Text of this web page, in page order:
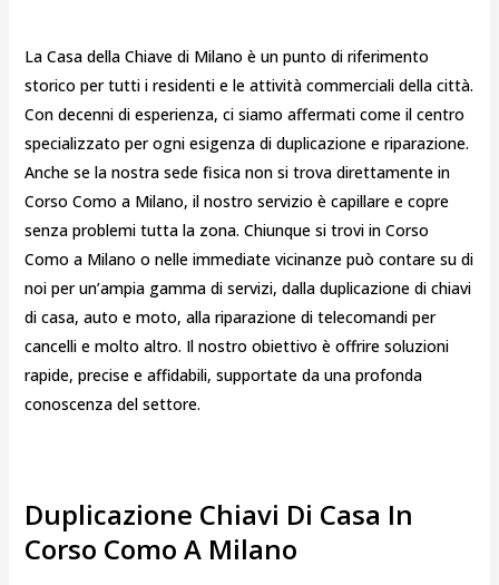
La Casa della Chiave di Milano è un punto di riferimento
storico per tutti i residenti e le attività commerciali della città.
Con decenni di esperienza, ci siamo affermati come il centro
specializzato per ogni esigenza di duplicazione e riparazione.
Anche se la nostra sede fisica non si trova direttamente in
Corso Como a Milano, il nostro servizio è capillare e copre
senza problemi tutta la zona. Chiunque si trovi in Corso
Como a Milano o nelle immediate vicinanze può contare su di
noi per un’ampia gamma di servizi, dalla duplicazione di chiavi
di casa, auto e moto, alla riparazione di telecomandi per
cancelli e molto altro. Il nostro obiettivo è offrire soluzioni
rapide, precise e affidabili, supportate da una profonda
conoscenza del settore.
Duplicazione Chiavi Di Casa In
Corso Como A Milano